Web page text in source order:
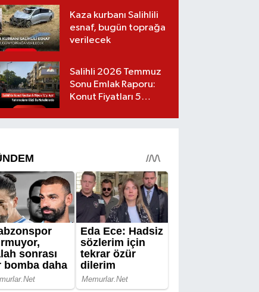
Kaza kurbanı Salihlili
esnaf, bugün toprağa
verilecek
Salihli 2026 Temmuz
Sonu Emlak Raporu:
Konut Fiyatları 5